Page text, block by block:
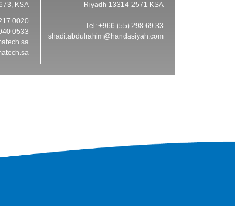
Riyadh 13314-2571 KSA
Tel: +966 (55) 298 69 33
shadi.abdulrahim@handasiyah.com
KSA
0020
0533